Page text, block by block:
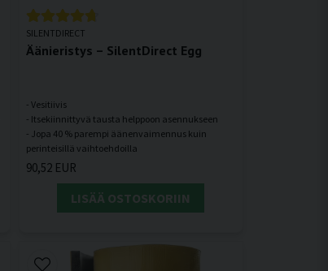
SILENTDIRECT
Äänieristys – SilentDirect Egg
- Vesitiivis
- Itsekiinnittyvä tausta helppoon asennukseen
- Jopa 40 % parempi äänenvaimennus kuin
90,52 EUR
LISÄÄ OSTOSKORIIN